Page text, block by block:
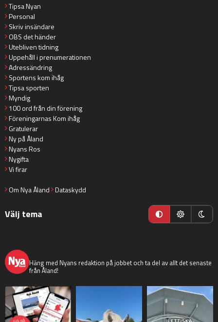
Tipsa Nyan
Personal
Skriv insändare
OBS det händer
Utebliven tidning
Uppehåll i prenumerationen
Adressändring
Sportens kom ihåg
Tipsa sporten
Myndig
100 ord från din förening
Föreningarnas Kom ihåg
Gratulerar
Ny på Åland
Nyans Ros
Nygifta
Vi firar
Om Nya Åland Dataskydd
Välj tema
Häng med Nyans redaktion på jobbet och ta del av allt det senaste
från Åland!